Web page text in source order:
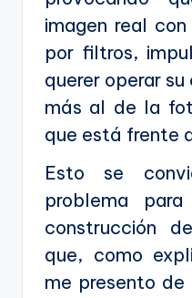
imagen real
por filtros,
querer operar
más al de la
que está frente
Esto se
problema
construcción
que, como
me presento de